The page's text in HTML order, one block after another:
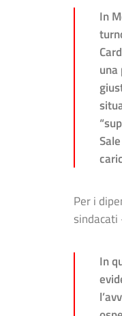
In
una
Per i
sindacati
In